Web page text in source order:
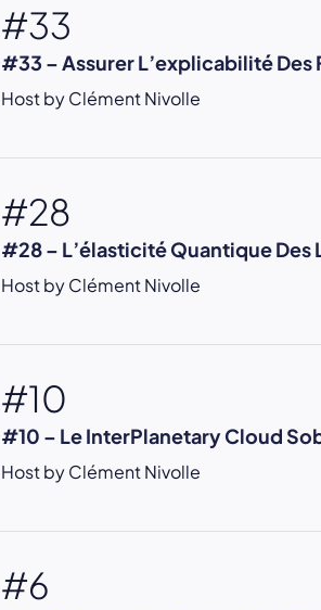
#33
#33 – Assurer L’explicabilité
Host by Clément Nivolle
#28
#28 – L’élasticité Quantique Des
Host by Clément Nivolle
#10
#10 – Le InterPlanetary Cloud
Host by Clément Nivolle
#6